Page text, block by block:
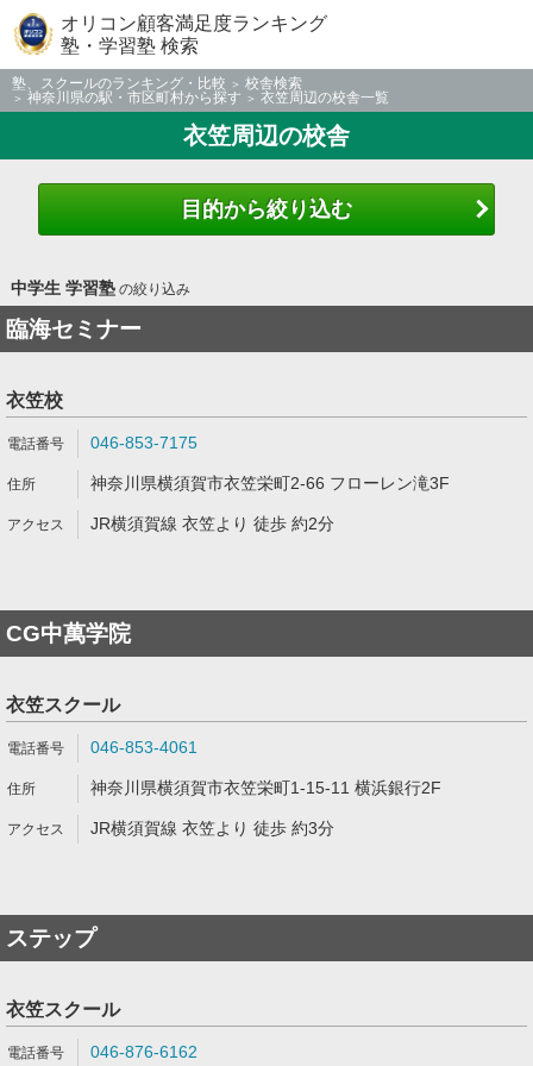
オリコン顧客満足度ランキング
塾・学習塾 検索
塾、スクールのランキング・比較
校舎検索
神奈川県の駅・市区町村から探す
衣笠周辺の校舎一覧
衣笠周辺の校舎
目的から絞り込む
中学生 学習塾の絞り込み
臨海セミナー
衣笠校
046-853-7175
神奈川県横須賀市衣笠栄町2-66 フローレン滝3F
JR横須賀線 衣笠より 徒歩 約2分
CG中萬学院
衣笠スクール
046-853-4061
神奈川県横須賀市衣笠栄町1-15-11 横浜銀行2F
JR横須賀線 衣笠より 徒歩 約3分
ステップ
衣笠スクール
046-876-6162